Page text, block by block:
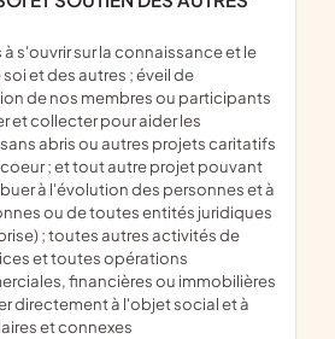
et des autres ; éveil de
de nos membres ou participants
et collecter pour aider les
abris ou autres projets caritatifs
; et tout autre projet pouvant
à l'évolution des personnes et à
ou de toutes entités juridiques
; toutes autres activités de
et toutes opérations
financières ou immobilières
directement à l'objet social et à
et connexes